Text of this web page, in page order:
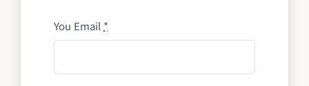
You Email *